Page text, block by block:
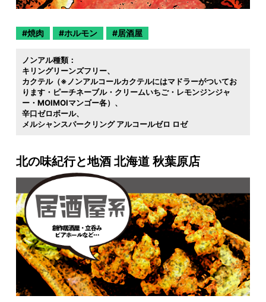
焼肉 ホルモン 居酒屋
ノンアル種類：
キリングリーンズフリー
カクテル（※ノンアルコールカクテルにはマドラーがついてお
ります・ピーチネーブル・クリームいちご・レモンジンジャ
ー・MOIMOIマンゴー各）
辛口ゼロボール
メルシャンスパークリング アルコールゼロ ロゼ
北の味紀行と地酒 北海道 秋葉原店